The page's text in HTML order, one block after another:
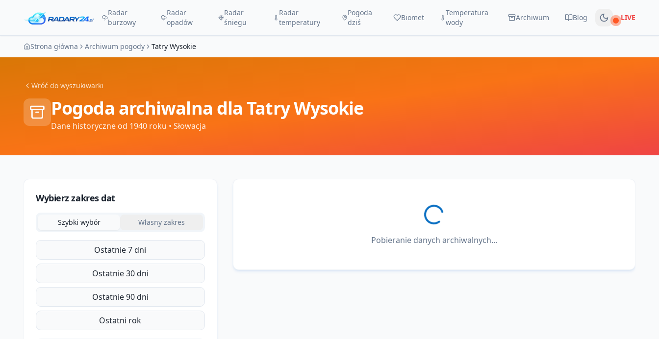
Radar
burzowy
Radar
opadów
Radar
śniegu
Radar
temperatury
Pogoda
dziś
Biomet
Temperatura
wody
Archiwum Blog Na żywo
LIVE
Strona główna Archiwum pogody Tatry Wysokie
Wróć do wyszukiwarki
Pogoda archiwalna dlaTatry Wysokie
Dane historyczne od 1940 roku • Słowacja
Wybierz zakres dat
Szybki wybór Własny zakres
Ostatnie 7 dni
Ostatnie 30 dni
Ostatnie 90 dni
Ostatni rok
Pobieranie danych archiwalnych...